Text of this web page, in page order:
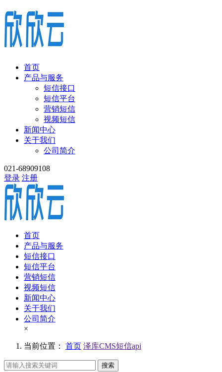
首页
产品与服务
短信接口
短信平台
营销短信
视频短信
新闻中心
关于我们
公司简介
021-68909108
登录 注册
首页
产品与服务
短信接口
短信平台
营销短信
视频短信
新闻中心
关于我们
公司简介
×
当前位置： 首页 泽库CMS短信api
搜索